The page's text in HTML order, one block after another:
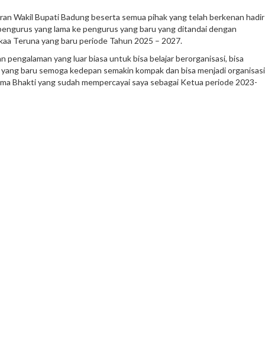
Wakil Bupati Badung beserta semua pihak yang telah berkenan hadir
yang lama ke pengurus yang baru yang ditandai dengan
Teruna yang baru periode Tahun 2025 – 2027.
yang luar biasa untuk bisa belajar berorganisasi, bisa
baru semoga kedepan semakin kompak dan bisa menjadi organisasi
Bhakti yang sudah mempercayai saya sebagai Ketua periode 2023-